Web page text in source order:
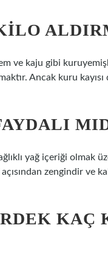
ve kaju gibi
Ancak kuru
yağ içeriği olmak
zengindir ve
KAÇ